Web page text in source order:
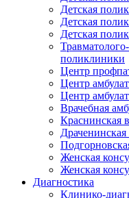
Детская
Детская
Детская
поликлиники
Центр
Центр
Центр
Врачебная
Краснинская
Драченинская
Женская
Женская
Диагностика
Клинико-